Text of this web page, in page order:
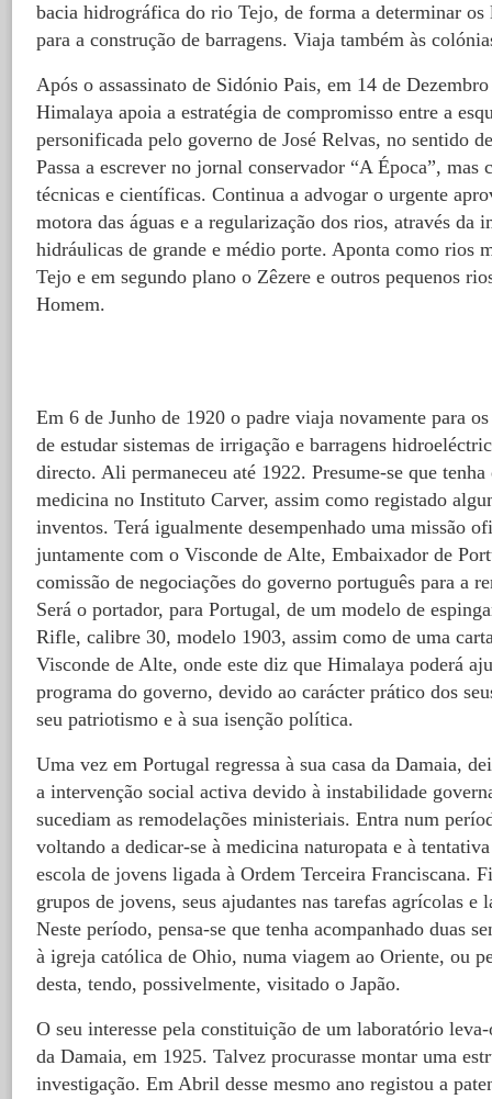
bacia hidrográfica do rio Tejo, de forma a determinar os
para a construção de barragens. Viaja também às
Após o assassinato de Sidónio Pais, em 14 de
Himalaya apoia a estratégia de compromisso entre a
personificada pelo governo de José Relvas, no sentido
Passa a escrever no jornal conservador “A Época”, mas
técnicas e científicas. Continua a advogar o urgente
motora das águas e a regularização dos rios, através da
hidráulicas de grande e médio porte. Aponta como rios
Tejo e em segundo plano o Zêzere e outros pequenos
Homem.
Em 6 de Junho de 1920 o padre viaja novamente para
de estudar sistemas de irrigação e barragens
directo. Ali permaneceu até 1922. Presume-se que
medicina no Instituto Carver, assim como registado
inventos. Terá igualmente desempenhado uma missão
juntamente com o Visconde de Alte, Embaixador de
comissão de negociações do governo português para a
Será o portador, para Portugal, de um modelo de
Rifle, calibre 30, modelo 1903, assim como de uma
Visconde de Alte, onde este diz que Himalaya poderá
programa do governo, devido ao carácter prático dos
seu patriotismo e à sua isenção política.
Uma vez em Portugal regressa à sua casa da Damaia,
a intervenção social activa devido à instabilidade
sucediam as remodelações ministeriais. Entra num
voltando a dedicar-se à medicina naturopata e à
escola de jovens ligada à Ordem Terceira Franciscana.
grupos de jovens, seus ajudantes nas tarefas agrícolas e
Neste período, pensa-se que tenha acompanhado duas
à igreja católica de Ohio, numa viagem ao Oriente, ou
desta, tendo, possivelmente, visitado o Japão.
O seu interesse pela constituição de um laboratório
da Damaia, em 1925. Talvez procurasse montar uma
investigação. Em Abril desse mesmo ano registou a